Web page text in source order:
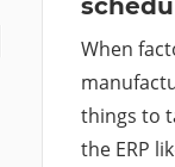
When
things to
the ERP